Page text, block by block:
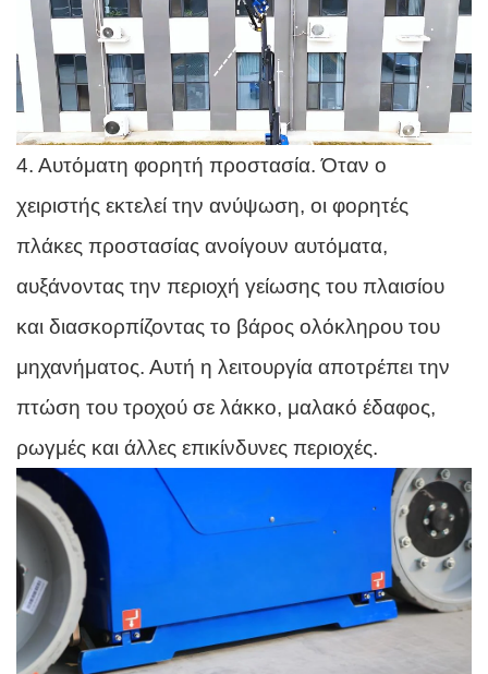
4. Αυτόματη φορητή προστασία. Όταν ο
χειριστής εκτελεί την ανύψωση, οι φορητές
πλάκες προστασίας ανοίγουν αυτόματα,
αυξάνοντας την περιοχή γείωσης του πλαισίου
και διασκορπίζοντας το βάρος ολόκληρου του
μηχανήματος. Αυτή η λειτουργία αποτρέπει την
πτώση του τροχού σε λάκκο, μαλακό έδαφος,
ρωγμές και άλλες επικίνδυνες περιοχές.